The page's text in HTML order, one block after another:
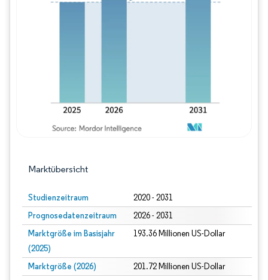
Marktübersicht
Studienzeitraum 2020 - 2031
Prognosedatenzeitraum 2026 - 2031
Marktgröße im Basisjahr
(2025)
193.36 Millionen US-Dollar
Marktgröße (2026) 201.72 Millionen US-Dollar